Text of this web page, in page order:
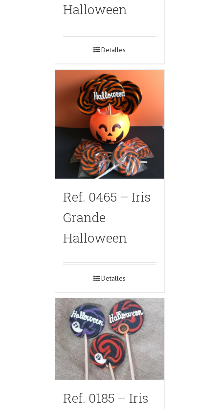
Halloween
Detalles
Ref. 0465 – Iris
Grande
Halloween
Detalles
Ref. 0185 – Iris